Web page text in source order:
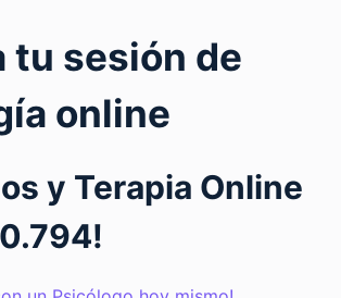
tu sesión de
online
y Terapia Online